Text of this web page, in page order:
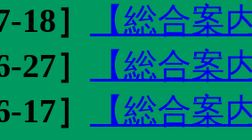
18］
【総合案
27］
【総合案
17］
【総合